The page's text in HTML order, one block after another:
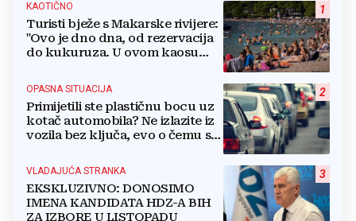
1
KAOTIČNO
Turisti bježe s Makarske rivijere:
"Ovo je dno dna, od rezervacija
do kukuruza. U ovom kaosu
2
OPASNA SITUACIJA
Primijetili ste plastičnu bocu uz
kotač automobila? Ne izlazite iz
vozila bez ključa, evo o čemu se
3
VLADAJUĆA STRANKA
EKSKLUZIVNO: DONOSIMO
IMENA KANDIDATA HDZ-A BIH
ZA IZBORE U LISTOPADU